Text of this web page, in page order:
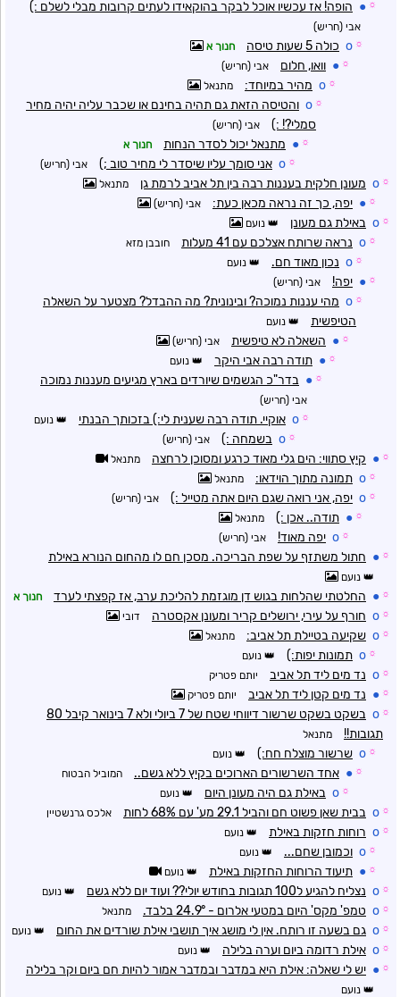
☼
● הופה! אז עכשיו אוכל לבקר בהוקאידו לעתים קרובות מבלי לשלם :)
אבי (חריש)
☼
o כולה 5 שעות טיסה חנוך א
☼
● וואו, חלום אבי (חריש)
☼
o מהיר במיוחד: מתנאל
☼
o והטיסה הזאת גם תהיה בחינם או שכבר עליה יהיה מחיר
סמלי?! :)
אבי (חריש)
☼
● מתנאל יכול לסדר הנחות חנוך א
☼
o אני סומך עליו שיסדר לי מחיר טוב ;) אבי (חריש)
☼
o מעונן חלקית בעננות רבה בין תל אביב לרמת גן מתנאל
☼
● יפה, כך זה נראה מכאן כעת: אבי (חריש)
☼
o באילת גם מעונן נועם
☼
o נראה שרותח אצלכם עם 41 מעלות חובבן מזא
☼
o נכון מאוד חם. נועם
☼
● יפה! אבי (חריש)
☼
o מהי עננות נמוכה? ובינונית? מה ההבדל? מצטער על השאלה
הטיפשית
נועם
☼
● השאלה לא טיפשית אבי (חריש)
☼
● תודה רבה אבי היקר נועם
☼
● בדר"כ הגשמים שיורדים בארץ מגיעים מעננות נמוכה
אבי (חריש)
☼
o אוקיי. תודה רבה שענית לי:) בזכותך הבנתי נועם
☼
o בשמחה :) אבי (חריש)
☼
● קיץ סתווי: הים גלי מאוד כרגע ומסוכן לרחצה מתנאל
☼
o תמונה מתוך הוידאו: מתנאל
☼
o יפה, אני רואה שגם היום אתה מטייל :) אבי (חריש)
☼
● תודה.. אכן :) מתנאל
☼
o יפה מאוד! אבי (חריש)
☼
● חתול משתזף על שפת הבריכה. מסכן חם לו מהחום הנורא באילת
נועם
☼
● החלטתי שהלחות בגוש דן מוגזמת להליכת ערב, אז קפצתי לערד חנוך א
☼
o חורף על עירי, ירושלים קריר ומעונן אקסטרה דובי
☼
o שקיעה בטיילת תל אביב: מתנאל
☼
o תמונות יפות:) נועם
☼
o נד מים ליד תל אביב יותם פטריק
☼
● נד מים קטן ליד תל אביב יותם פטריק
☼
o
בשקט בשקט שרשור דיווחי שטח של 7 ביולי ולא 7 בינואר קיבל 80
תגובות!!
מתנאל
☼
o שרשור מוצלח חח:) נועם
☼
● אחד השרשורים הארוכים בקיץ ללא גשם.. המוביל הבטוח
☼
o באילת גם היה מעונן היום נועם
☼
o בבית שאן פשוט חם והביל 29.1 מע' עם 68% לחות אלכס גרנשטיין
☼
o רוחות חזקות באילת נועם
☼
o וכמובן שחם... נועם
☼
● תיעוד הרוחות החזקות באילת נועם
☼
o נצליח להגיע ל100 תגובות בחודש יולי?? ועוד יום ללא גשם נועם
☼
o טמפ' מקס' היום במטעי אלרום - 24.9° בלבד. מתנאל
☼
o גם בשעה זו רותח. אין לי מושג איך תושבי אילת שורדים את החום נועם
☼
o אילת רדומה ביום וערה בלילה נועם
☼
● יש לי שאלה: אילת היא במדבר ובמדבר אמור להיות חם ביום וקר בלילה
נועם